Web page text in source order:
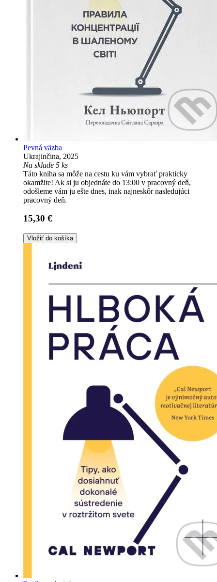
Pevná väzba
Ukrajinčina, 2025
Na sklade 5 ks
Táto kniha sa môže na cestu ku vám vybrať prakticky
okamžite! Ak si ju objednáte do 13:00 v pracovný deň,
odošleme vám ju ešte dnes, inak najneskôr nasledujúci
pracovný deň.
15,30 €
Vložiť do košíka